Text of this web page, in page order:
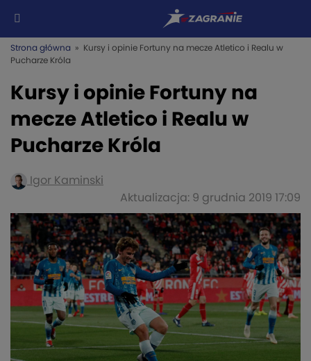
Strona główna » Kursy i opinie Fortuny na mecze Atletico i Realu w
Pucharze Króla
Kursy i opinie Fortuny na
mecze Atletico i Realu w
Pucharze Króla
Igor Kaminski
Aktualizacja: 9 grudnia 2019 17:09